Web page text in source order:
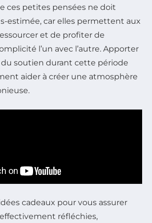
ces petites pensées ne doit
estimée, car elles permettent aux
et de profiter de
l’un avec l’autre. Apporter
soutien durant cette période
aider à créer une atmosphère
cadeaux pour vous assurer
réfléchies,